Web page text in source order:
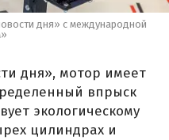
дня» с международной
дня», мотор имеет
впрыск
экологическому
цилиндрах и